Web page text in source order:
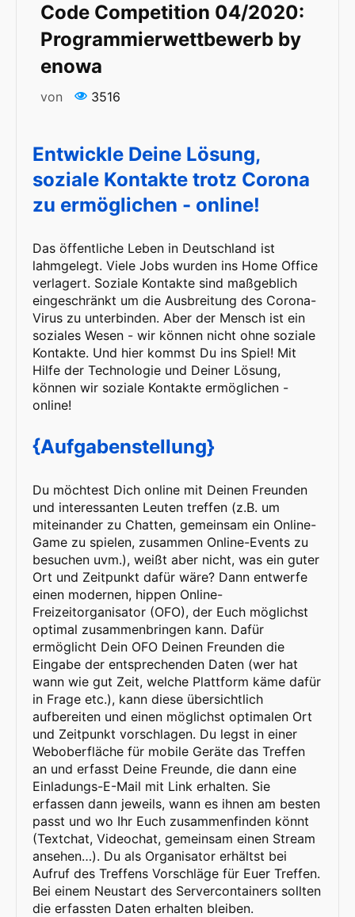
Code Competition 04/2020:
Programmierwettbewerb by
enowa
von 3516
Entwickle Deine Lösung,
soziale Kontakte trotz Corona
zu ermöglichen - online!
Das öffentliche Leben in Deutschland ist
lahmgelegt. Viele Jobs wurden ins Home Office
verlagert. Soziale Kontakte sind maßgeblich
eingeschränkt um die Ausbreitung des Corona-
Virus zu unterbinden. Aber der Mensch ist ein
soziales Wesen - wir können nicht ohne soziale
Kontakte. Und hier kommst Du ins Spiel! Mit
Hilfe der Technologie und Deiner Lösung,
können wir soziale Kontakte ermöglichen -
online!
{Aufgabenstellung}
Du möchtest Dich online mit Deinen Freunden
und interessanten Leuten treffen (z.B. um
miteinander zu Chatten, gemeinsam ein Online-
Game zu spielen, zusammen Online-Events zu
besuchen uvm.), weißt aber nicht, was ein guter
Ort und Zeitpunkt dafür wäre? Dann entwerfe
einen modernen, hippen Online-
Freizeitorganisator (OFO), der Euch möglichst
optimal zusammenbringen kann. Dafür
ermöglicht Dein OFO Deinen Freunden die
Eingabe der entsprechenden Daten (wer hat
wann wie gut Zeit, welche Plattform käme dafür
in Frage etc.), kann diese übersichtlich
aufbereiten und einen möglichst optimalen Ort
und Zeitpunkt vorschlagen. Du legst in einer
Weboberfläche für mobile Geräte das Treffen
an und erfasst Deine Freunde, die dann eine
Einladungs-E-Mail mit Link erhalten. Sie
erfassen dann jeweils, wann es ihnen am besten
passt und wo Ihr Euch zusammenfinden könnt
(Textchat, Videochat, gemeinsam einen Stream
ansehen…). Du als Organisator erhältst bei
Aufruf des Treffens Vorschläge für Euer Treffen.
Bei einem Neustart des Servercontainers sollten
die erfassten Daten erhalten bleiben.